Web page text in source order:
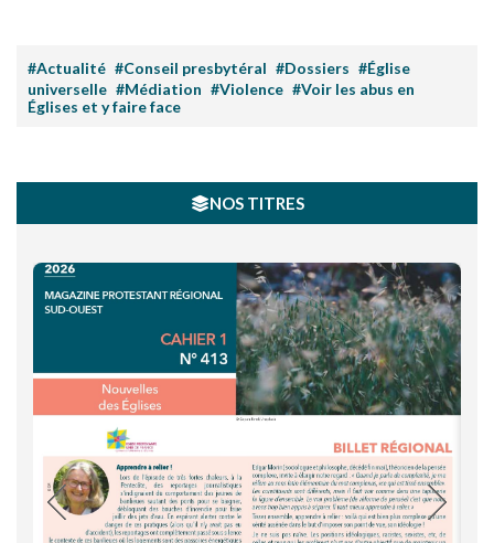
#Actualité #Conseil presbytéral #Dossiers #Église
universelle #Médiation #Violence #Voir les abus en
Églises et y faire face
NOS TITRES